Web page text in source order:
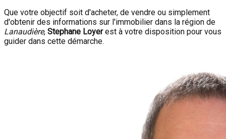
Que votre objectif soit d'acheter, de vendre ou simplement
d'obtenir des informations sur l'immobilier dans la région de
Lanaudière, Stephane Loyerest à votre disposition pour vous
guider dans cette démarche.